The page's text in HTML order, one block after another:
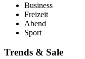
Business
Freizeit
Abend
Sport
Trends & Sale